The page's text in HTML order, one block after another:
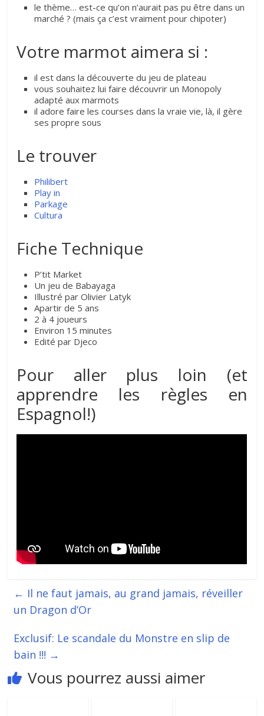
le thème… est-ce qu’on n’aurait pas pu être dans un
marché ? (mais ça c’est vraiment pour chipoter)
Votre marmot aimera si :
il est dans la découverte du jeu de plateau
vous souhaitez lui faire découvrir un Monopoly
adapté aux marmots
il adore faire les courses dans la vraie vie, là, il gère
ses propre sous
Le trouver
Philibert
Play in
Parkage
Cultura
Fiche Technique
P’tit Market
Un jeu de Babayaga
Illustré par Olivier Latyk
Apartir de 5 ans
2 à 4 joueurs
Environ 15 minutes
Edité par Djeco
Pour aller plus loin (et
apprendre les règles en
Espagnol!)
← Il ne faut jamais, au grand jamais, réveiller
un Dragon d’Or
Exclusif: Le scandale du Monstre en slip de
bain !!! →
Vous pourrez aussi aimer